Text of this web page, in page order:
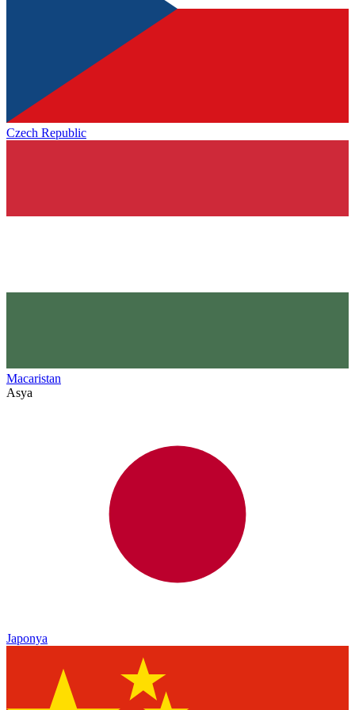
Czech Republic
Macaristan
Asya
Japonya